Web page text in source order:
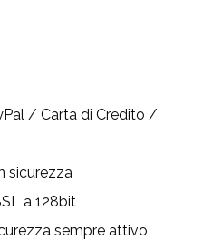
/ Carta di Credito /
sicurezza
a 128bit
sempre attivo